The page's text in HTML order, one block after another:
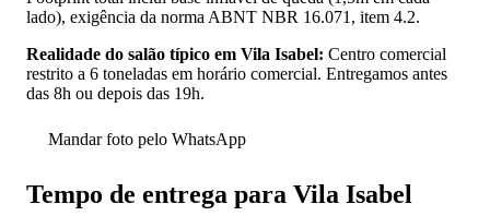
lado), exigência da norma ABNT NBR 16.071, item 4.2.
Realidade do salão típico em Vila Isabel: Centro comercial
restrito a 6 toneladas em horário comercial. Entregamos antes
das 8h ou depois das 19h.
Mandar foto pelo WhatsApp
Tempo de entrega para Vila Isabel